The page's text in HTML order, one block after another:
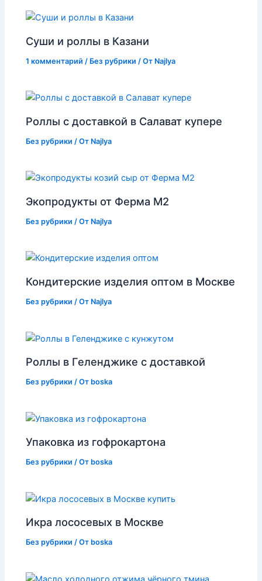
Суши и роллы в Казани
1 комментарий / Без рубрики / От Najlya
Роллы с доставкой в Салават купере
Без рубрики / От Najlya
Экопродукты от Ферма М2
Без рубрики / От Najlya
Кондитерские изделия оптом в Москве
Без рубрики / От Najlya
Роллы в Геленджике с доставкой
Без рубрики / От boska
Упаковка из гофрокартона
Без рубрики / От boska
Икра лососевых в Москве
Без рубрики / От boska